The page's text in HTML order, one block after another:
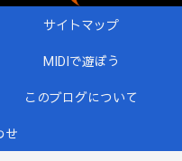
サイトマップ
MIDIで遊ぼう
このブログについて
せ